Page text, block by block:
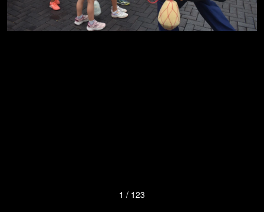
1 / 123